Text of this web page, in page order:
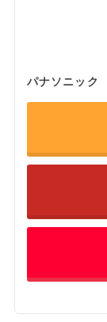
パナソニッ